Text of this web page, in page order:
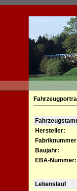
Hersteller:
Baujahr:
EBA-Nummer:
Lebenslauf